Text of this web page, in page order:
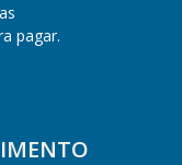
pagar.